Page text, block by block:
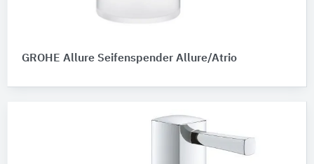
GROHE Allure Seifenspender Allure/Atrio